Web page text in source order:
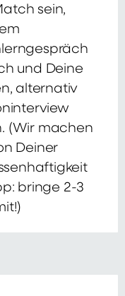
sein,
und Deine
alternativ
(Wir machen
Deiner
bringe 2-3